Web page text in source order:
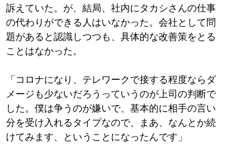
訴えていた。が、結局、社内にタカシさんの仕事
の代わりができる人はいなかった。会社として問
題があると認識しつつも、具体的な改善策をとる
ことはなかった。
「コロナになり、テレワークで接する程度ならダ
メージも少ないだろうっていうのが上司の判断で
した。僕は争うのが嫌いで、基本的に相手の言い
分を受け入れるタイプなので、まあ、なんとか続
けてみます、ということになったんです」